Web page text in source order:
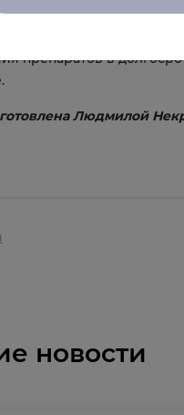
действие
препаратов в
Людмилой
новости